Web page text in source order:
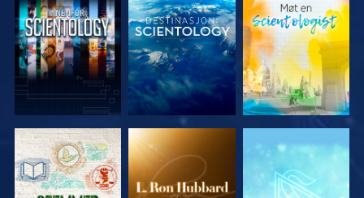
UTFORSK
SERIEN
UTFORSK
SERIEN
UTFORSK
SERIEN